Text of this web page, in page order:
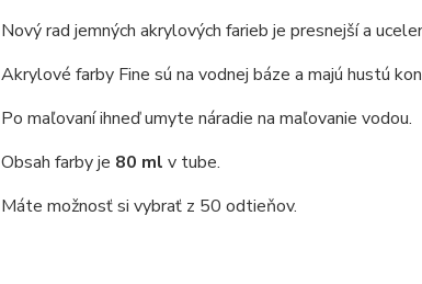
Nový rad jemných akrylových farieb je presnejší a
Akrylové farby Fine sú na vodnej báze a majú hustú
Po maľovaní ihneď umyte náradie na maľovanie vodou.
Obsah farby je 80 ml v tube.
Máte možnosť si vybrať z 50 odtieňov.